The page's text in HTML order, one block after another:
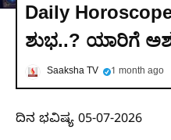
Daily
ಶುಭ..? ಯಾರಿಗೆ
Saaksha TV 1 month ago
ದಿನ ಭವಿಷ್ಯ 05-07-2026